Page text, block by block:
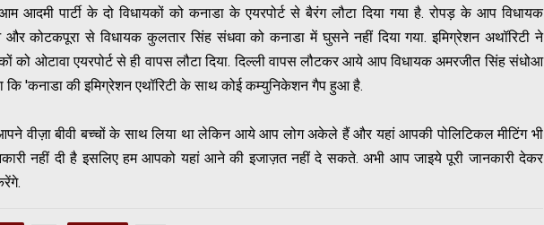
आदमी पार्टी के दो विधायकों को कनाडा के एयरपोर्ट से बैरंग लौटा दिया गया है. रोपड़ के आप विधायक
कोटकपूरा से विधायक कुलतार सिंह संधवा को कनाडा में घुसने नहीं दिया गया. इमिग्रेशन अथॉरिटी ने
को ओटावा एयरपोर्ट से ही वापस लौटा दिया. दिल्ली वापस लौटकर आये आप विधायक अमरजीत सिंह संधोआ
कि 'कनाडा की इमिग्रेशन एथॉरिटी के साथ कोई कम्युनिकेशन गैप हुआ है.
वीज़ा बीवी बच्चों के साथ लिया था लेकिन आये आप लोग अकेले हैं और यहां आपकी पोलिटिकल मीटिंग भी
नहीं दी है इसलिए हम आपको यहां आने की इजाज़त नहीं दे सकते. अभी आप जाइये पूरी जानकारी देकर